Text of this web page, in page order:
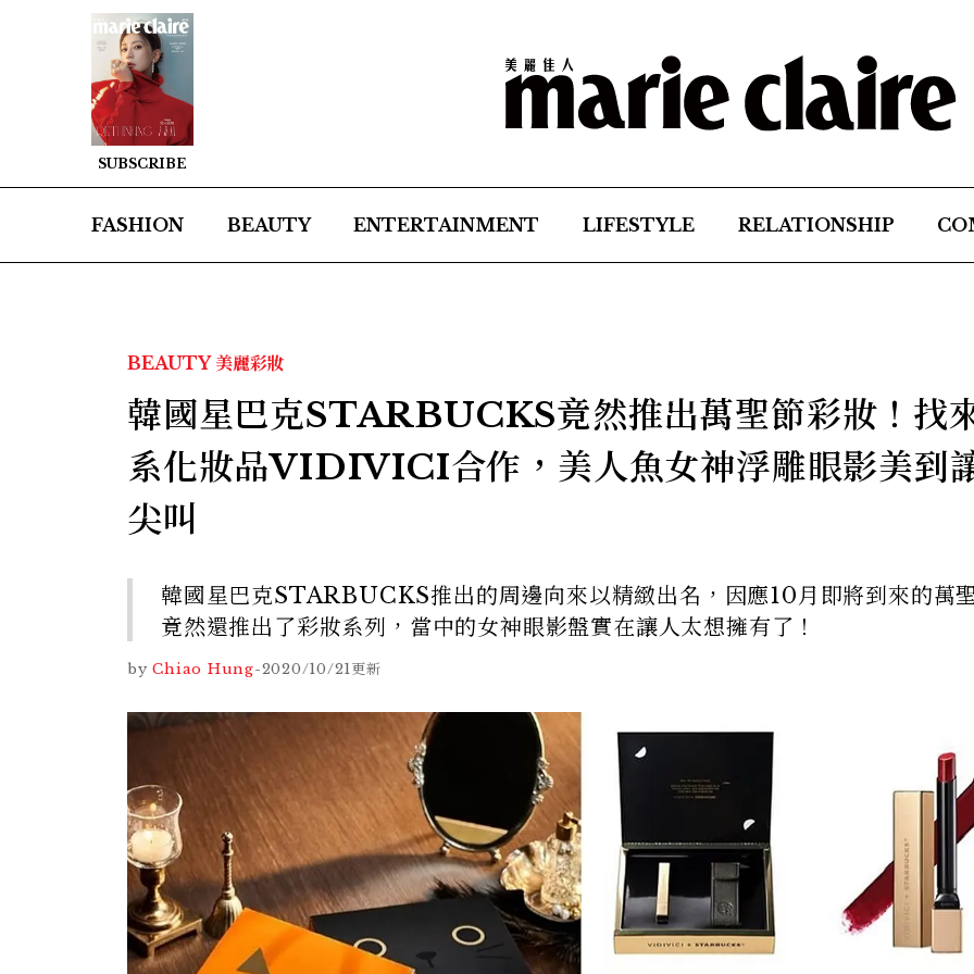
SUBSCRIBE
FASHION BEAUTY ENTERTAINMENT LIFESTYLE RELATIONSHIP
BEAUTY 美麗彩妝
韓國星巴克STARBUCKS竟然推出萬聖節彩妝！找
系化妝品VIDIVICI合作，美人魚女神浮雕眼影美到
尖叫
韓國星巴克STARBUCKS推出的周邊向來以精緻出名，因應10月即將到來的萬
竟然還推出了彩妝系列，當中的女神眼影盤實在讓人太想擁有了！
by Chiao Hung-2020/10/21更新